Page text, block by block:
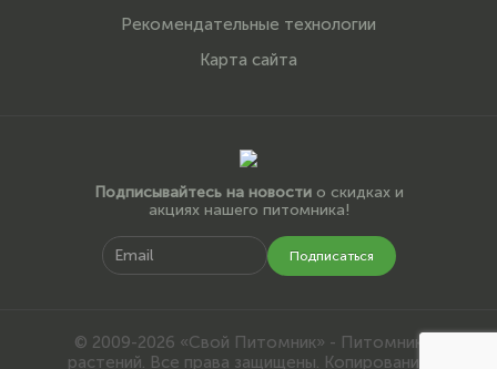
Рекомендательные технологии
Карта сайта
Подписывайтесь на новостио скидках и
акциях нашего питомника!
Подписаться
© 2009-2026 «Свой Питомник» - Питомник
растений. Все права защищены. Копирование